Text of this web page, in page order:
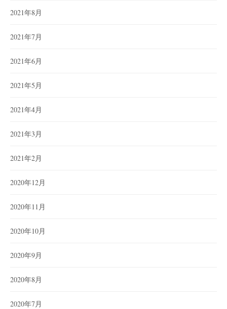
2021年8月
2021年7月
2021年6月
2021年5月
2021年4月
2021年3月
2021年2月
2020年12月
2020年11月
2020年10月
2020年9月
2020年8月
2020年7月